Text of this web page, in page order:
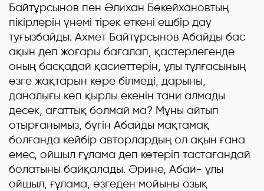
Байтұрсынов пен Әлихан Бөкейхановтың
пікірлерін үнемі тірек еткені ешбір дау
туғызбайды. Ахмет Байтұрсынов Абайды бас
ақын деп жоғары бағалап, қастерлегенде
оның басқадай қасиеттерін, ұлы тұлғасының
өзге жақтарын көре білмеді, дарыны,
даналығы көп қырлы екенін тани алмады
десек, ағаттық болмай ма? Мұны айтып
отырғанымыз, бүгін Абайды мақтамақ
болғанда кейбір авторлардың ол ақын ғана
емес, ойшыл ғұлама деп көтеріп тастағандай
болатыны байқалады. Әрине, Абай- ұлы
ойшыл, ғұлама, өзгеден мойыны озық